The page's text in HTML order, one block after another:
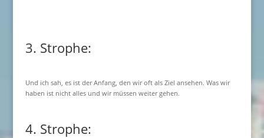
3. Strophe:
Und ich sah, es ist der Anfang, den wir oft als Ziel ansehen. Was wir
haben ist nicht alles und wir müssen weiter gehen.
4. Strophe: